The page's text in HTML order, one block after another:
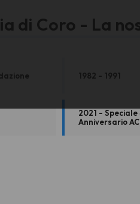
di Coro - La
1982 - 1991
2021 - Speciale
Anniversario